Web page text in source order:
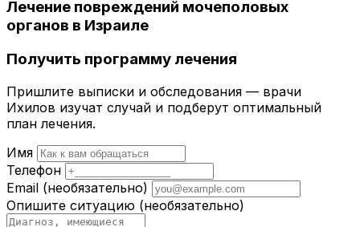
Лечение повреждений мочеполовых
органов в Израиле
Получить программу лечения
Пришлите выписки и обследования — врачи
Ихилов изучат случай и подберут оптимальный
план лечения.
Имя
Телефон
Email (необязательно)
Опишите ситуацию (необязательно)